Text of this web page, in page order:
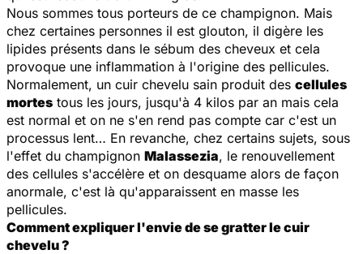
Nous sommes tous porteurs de ce champignon. Mais
chez certaines personnes il est glouton, il digère les
lipides présents dans le sébum des cheveux et cela
provoque une inflammation à l'origine des pellicules.
Normalement, un cuir chevelu sain produit des cellules
mortes tous les jours, jusqu'à 4 kilos par an mais cela
est normal et on ne s'en rend pas compte car c'est un
processus lent… En revanche, chez certains sujets, sous
l'effet du champignon Malassezia, le renouvellement
des cellules s'accélère et on desquame alors de façon
anormale, c'est là qu'apparaissent en masse les
pellicules.
Comment expliquer l'envie de se gratter le cuir
chevelu ?